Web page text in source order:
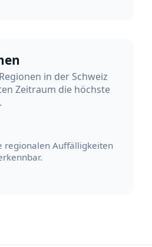
in der Schweiz
Zeitraum die höchste
regionalen Auffälligkeiten